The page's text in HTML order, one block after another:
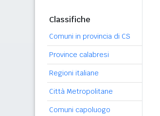
Classifiche
Comuni in provincia di CS
Province calabresi
Regioni italiane
Città Metropolitane
Comuni capoluogo